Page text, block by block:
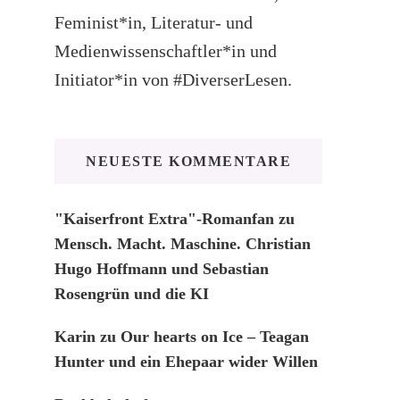
Feminist*in, Literatur- und
Medienwissenschaftler*in und
Initiator*in von #DiverserLesen.
NEUESTE KOMMENTARE
"Kaiserfront Extra"-Romanfan zu
Mensch. Macht. Maschine. Christian
Hugo Hoffmann und Sebastian
Rosengrün und die KI
Karin zu Our hearts on Ice – Teagan
Hunter und ein Ehepaar wider Willen